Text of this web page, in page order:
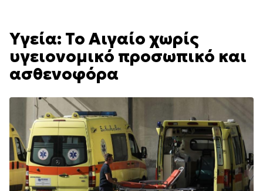
Υγεία: Το Αιγαίο χωρίς
υγειονομικό προσωπικό και
ασθενοφόρα